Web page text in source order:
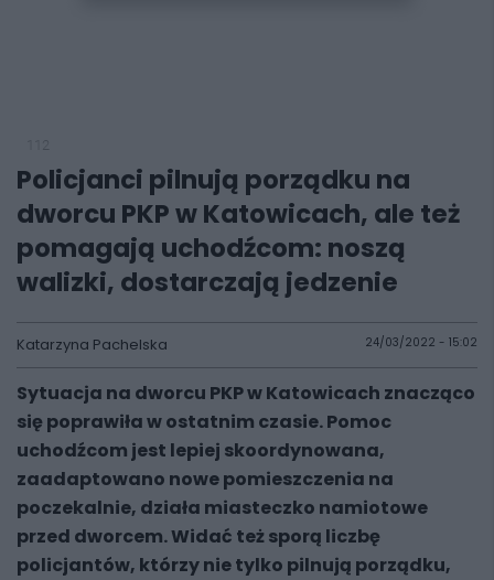
Policjanci pilnują porządku na
dworcu PKP w Katowicach, ale też
pomagają uchodźcom: noszą
walizki, dostarczają jedzenie
Katarzyna Pachelska 24/03/2022 - 15:02
Sytuacja na dworcu PKP w Katowicach znacząco
się poprawiła w ostatnim czasie. Pomoc
uchodźcom jest lepiej skoordynowana,
zaadaptowano nowe pomieszczenia na
poczekalnie, działa miasteczko namiotowe
przed dworcem. Widać też sporą liczbę
policjantów, którzy nie tylko pilnują porządku,